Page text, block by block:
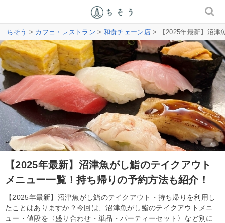
ちそう > カフェ・レストラン > 和食チェーン店> 【2025年最新】沼津
【2025年最新】沼津魚がし鮨のテイクアウト
メニュー一覧！持ち帰りの予約方法も紹介！
【2025年最新】沼津魚がし鮨のテイクアウト・持ち帰りを利用し
たことはありますか？今回は、沼津魚がし鮨のテイクアウトメニ
ュー・値段を〈盛り合わせ・単品・パーティーセット〉など別に